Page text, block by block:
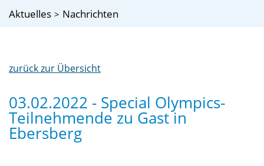
Aktuelles Nachrichten
zurück zur Übersicht
03.02.2022 - Special Olympics-
Teilnehmende zu Gast in
Ebersberg